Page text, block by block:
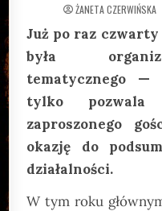
ŻANETA CZERWIŃSKA
Już po raz
była
tematycznego
tylko pozwala
zaproszonego
okazję do
działalności.
W tym roku